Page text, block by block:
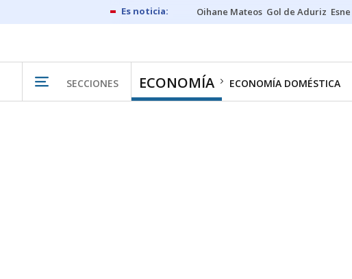
Oihane Mateos Gol de Aduriz
SECCIONES ECONOMÍA ECONOMÍA DOMÉSTICA